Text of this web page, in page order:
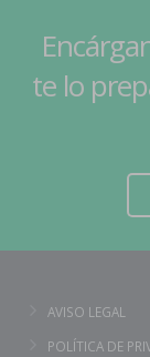
te lo
AVISO LEGAL
POLÍTICA DE